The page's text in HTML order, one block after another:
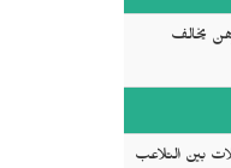
يخالف
بين التلاعب